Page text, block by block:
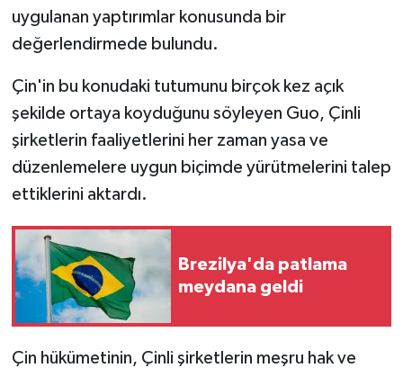
uygulanan yaptırımlar konusunda bir
değerlendirmede bulundu.
Çin'in bu konudaki tutumunu birçok kez açık
şekilde ortaya koyduğunu söyleyen Guo, Çinli
şirketlerin faaliyetlerini her zaman yasa ve
düzenlemelere uygun biçimde yürütmelerini talep
ettiklerini aktardı.
Brezilya'da patlama
meydana geldi
Çin hükümetinin, Çinli şirketlerin meşru hak ve